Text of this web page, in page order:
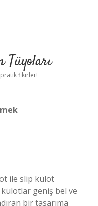
Tüyoları
pratik fikirler!
ile slip külot
geniş bel ve
bir tasarıma